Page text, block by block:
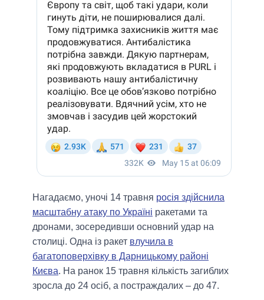
Нагадаємо, уночі 14 травня росія здійснила
масштабну атаку по Україні ракетами та
дронами, зосередивши основний удар на
столиці. Одна із ракет влучила в
багатоповерхівку в Дарницькому районі
Києва. На ранок 15 травня кількість загиблих
зросла до 24 осіб, а постраждалих – до 47.